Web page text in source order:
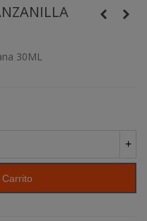
30ML
+